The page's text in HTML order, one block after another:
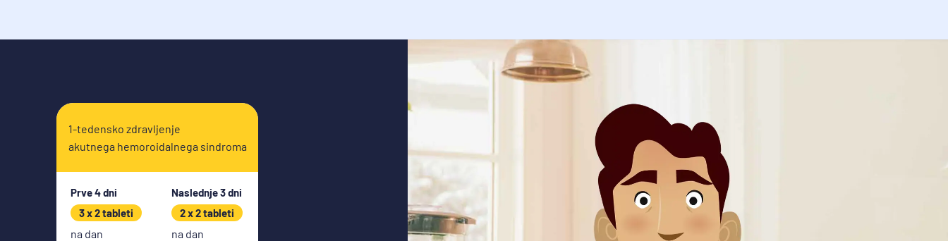
Enostavno
jemanje
Sama narava simptomov
hemoroidalne bolezni vas bo morda
1-tedensko zdravljenje
akutnega hemoroidalnega sindroma
Prve 4 dni
3 x 2 tableti
na dan
Naslednje 3 dni
2 x 2 tableti
na dan